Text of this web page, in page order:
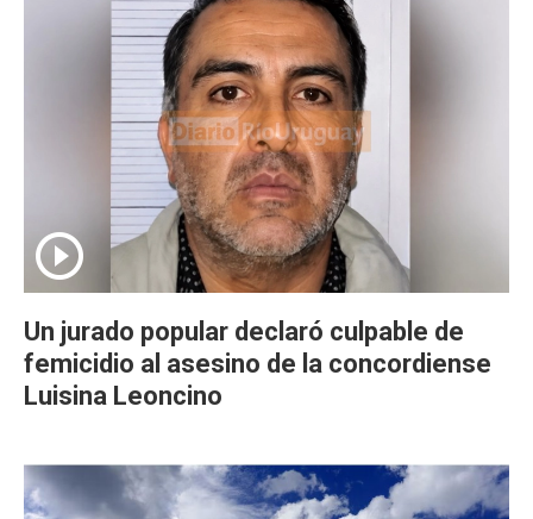
Un jurado popular declaró culpable de
femicidio al asesino de la concordiense
Luisina Leoncino